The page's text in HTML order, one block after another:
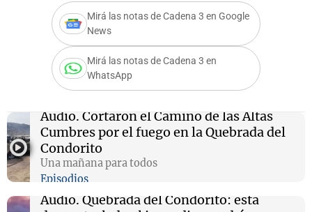
Mirá las notas de Cadena 3 en Google
News
Mirá las notas de Cadena 3 en
WhatsApp
Audio. Cortaron el Camino de las Altas
Cumbres por el fuego en la Quebrada del
Condorito
Una mañana para todos
Episodios
Audio. Quebrada del Condorito: está